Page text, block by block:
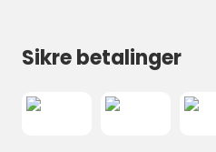
Sikre betalinger